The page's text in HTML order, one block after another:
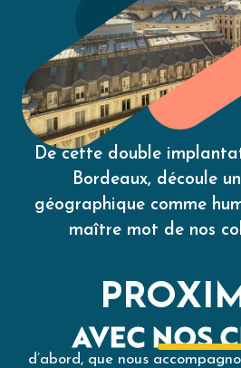
De cette double
Bordeaux, découle
géographique comme
maître mot de nos
AVEC NOS
d’abord, que nous